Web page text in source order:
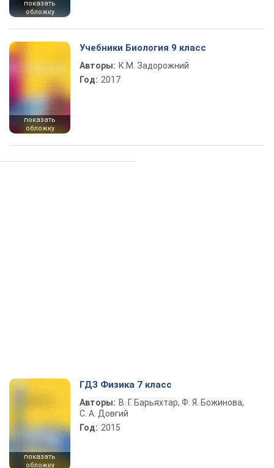
показать
обложку
показать
обложку
Учебники Биология 9 класс
Авторы: К.М. Задорожний
Год: 2017
показать
обложку
ГДЗ Физика 7 класс
Авторы: В. Г. Барьяхтар, Ф. Я. Божинова,
С. А. Довгий
Год: 2015